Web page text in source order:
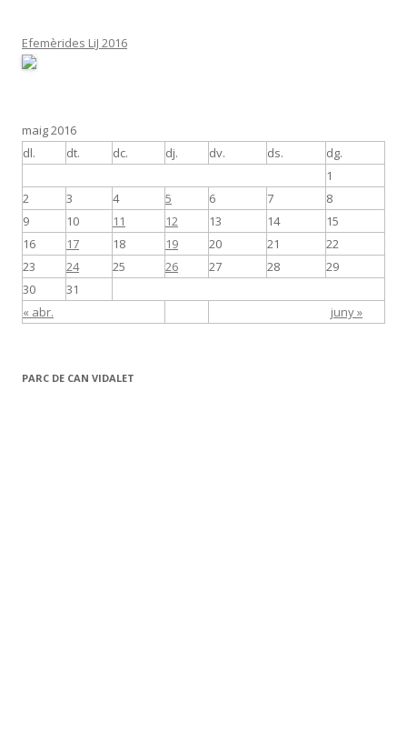
Efemèrides LiJ 2016
maig 2016
dl.
dt. dc. dj. dv. ds. dg.
« abr. juny »
1
2
3 4 5 6 7
8
9
10 11 12 13 14
15
16
17 18 19 20 21
22
23
24 25 26 27 28
29
30
31
PARC DE CAN VIDALET